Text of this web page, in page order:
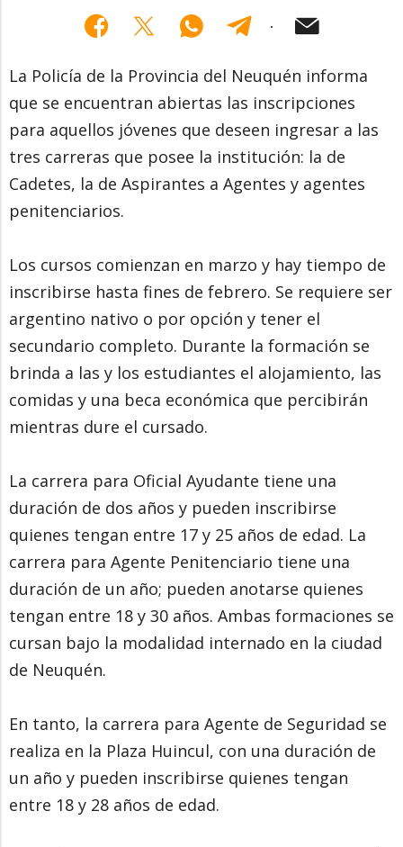
La Policía de la Provincia del Neuquén informa
que se encuentran abiertas las inscripciones
para aquellos jóvenes que deseen ingresar a las
tres carreras que posee la institución: la de
Cadetes, la de Aspirantes a Agentes y agentes
penitenciarios.
Los cursos comienzan en marzo y hay tiempo de
inscribirse hasta fines de febrero. Se requiere ser
argentino nativo o por opción y tener el
secundario completo. Durante la formación se
brinda a las y los estudiantes el alojamiento, las
comidas y una beca económica que percibirán
mientras dure el cursado.
La carrera para Oficial Ayudante tiene una
duración de dos años y pueden inscribirse
quienes tengan entre 17 y 25 años de edad. La
carrera para Agente Penitenciario tiene una
duración de un año; pueden anotarse quienes
tengan entre 18 y 30 años. Ambas formaciones se
cursan bajo la modalidad internado en la ciudad
de Neuquén.
En tanto, la carrera para Agente de Seguridad se
realiza en la Plaza Huincul, con una duración de
un año y pueden inscribirse quienes tengan
entre 18 y 28 años de edad.